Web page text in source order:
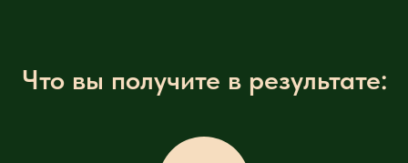
Что вы получите в результате: